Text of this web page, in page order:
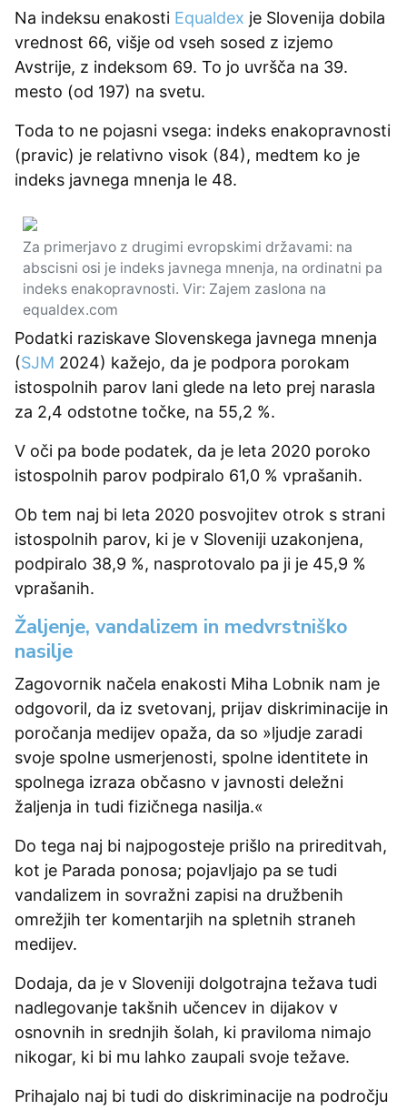
Na indeksu enakosti Equaldex je Slovenija dobila
vrednost 66, višje od vseh sosed z izjemo
Avstrije, z indeksom 69. To jo uvršča na 39.
mesto (od 197) na svetu.
Toda to ne pojasni vsega: indeks enakopravnosti
(pravic) je relativno visok (84), medtem ko je
indeks javnega mnenja le 48.
Za primerjavo z drugimi evropskimi državami: na
abscisni osi je indeks javnega mnenja, na ordinatni pa
indeks enakopravnosti. Vir: Zajem zaslona na
equaldex.com
Podatki raziskave Slovenskega javnega mnenja
(SJM 2024) kažejo, da je podpora porokam
istospolnih parov lani glede na leto prej narasla
za 2,4 odstotne točke, na 55,2 %.
V oči pa bode podatek, da je leta 2020 poroko
istospolnih parov podpiralo 61,0 % vprašanih.
Ob tem naj bi leta 2020 posvojitev otrok s strani
istospolnih parov, ki je v Sloveniji uzakonjena,
podpiralo 38,9 %, nasprotovalo pa ji je 45,9 %
vprašanih.
Žaljenje, vandalizem in medvrstniško
nasilje
Zagovornik načela enakosti Miha Lobnik nam je
odgovoril, da iz svetovanj, prijav diskriminacije in
poročanja medijev opaža, da so »ljudje zaradi
svoje spolne usmerjenosti, spolne identitete in
spolnega izraza občasno v javnosti deležni
žaljenja in tudi fizičnega nasilja.«
Do tega naj bi najpogosteje prišlo na prireditvah,
kot je Parada ponosa; pojavljajo pa se tudi
vandalizem in sovražni zapisi na družbenih
omrežjih ter komentarjih na spletnih straneh
medijev.
Dodaja, da je v Sloveniji dolgotrajna težava tudi
nadlegovanje takšnih učencev in dijakov v
osnovnih in srednjih šolah, ki praviloma nimajo
nikogar, ki bi mu lahko zaupali svoje težave.
Prihajalo naj bi tudi do diskriminacije na področju